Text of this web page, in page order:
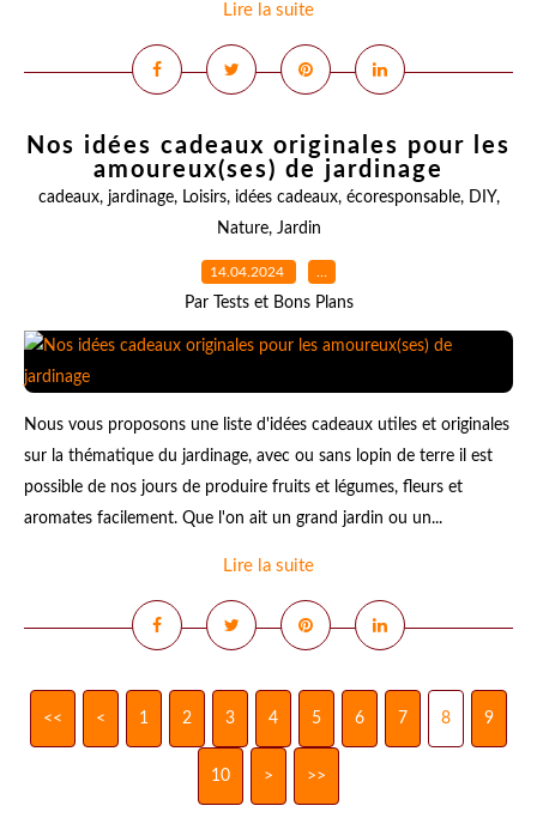
Lire la suite
Nos idées cadeaux originales pour les
amoureux(ses) de jardinage
cadeaux, jardinage, Loisirs, idées cadeaux, écoresponsable, DIY,
Nature, Jardin
14.04.2024 …
Par Tests et Bons Plans
Nous vous proposons une liste d'idées cadeaux utiles et originales
sur la thématique du jardinage, avec ou sans lopin de terre il est
possible de nos jours de produire fruits et légumes, fleurs et
aromates facilement. Que l'on ait un grand jardin ou un...
Lire la suite
<< < 1 2 3 4 5 6 7 8 9
10 20
> >>